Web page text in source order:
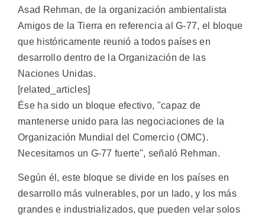
Asad Rehman, de la organización ambientalista
Amigos de la Tierra en referencia al G-77, el bloque
que históricamente reunió a todos países en
desarrollo dentro de la Organización de las
Naciones Unidas.
[related_articles]
Ése ha sido un bloque efectivo, "capaz de
mantenerse unido para las negociaciones de la
Organización Mundial del Comercio (OMC).
Necesitamos un G-77 fuerte", señaló Rehman.
Según él, este bloque se divide en los países en
desarrollo más vulnerables, por un lado, y los más
grandes e industrializados, que pueden velar solos